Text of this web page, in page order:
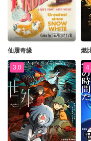
已完结
仙履奇缘 燃
3.0